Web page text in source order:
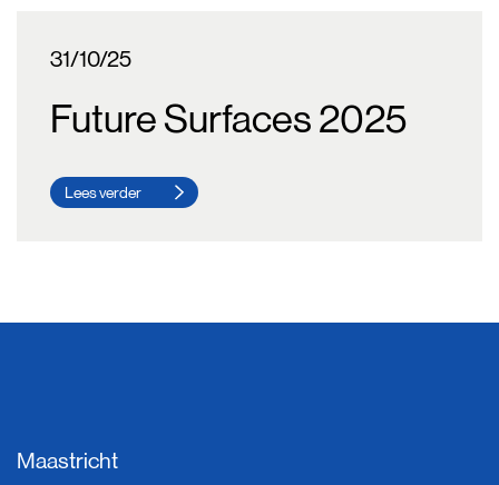
31/10/25
Future Surfaces 2025
Lees verder
Maastricht